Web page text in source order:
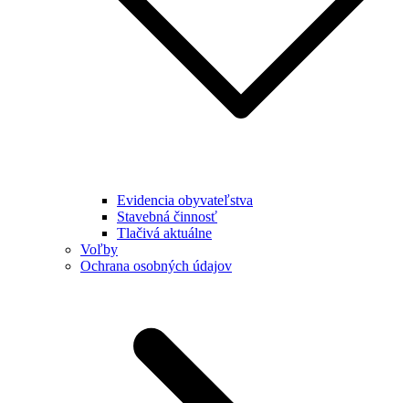
Evidencia obyvateľstva
Stavebná činnosť
Tlačivá aktuálne
Voľby
Ochrana osobných údajov